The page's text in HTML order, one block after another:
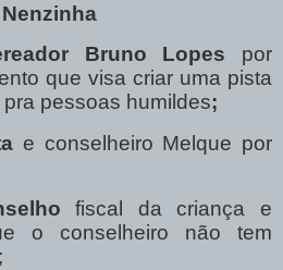
Bruno Lopes por
que visa criar uma pista
pessoas humildes;
e conselheiro Melque por
fiscal da criança e
o conselheiro não tem